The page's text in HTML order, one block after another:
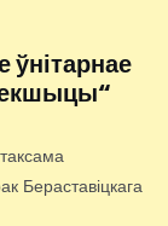
ўнітарнае
Бераставіцкага